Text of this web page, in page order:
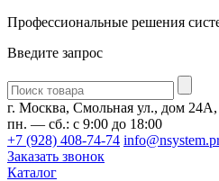
Профессиональные решения
Введите запрос
Введите
запрос
г. Москва, Смольная ул., дом
пн. — сб.: с 9:00 до 18:00
+7 (928) 408-74-74
Заказать звонок
Каталог